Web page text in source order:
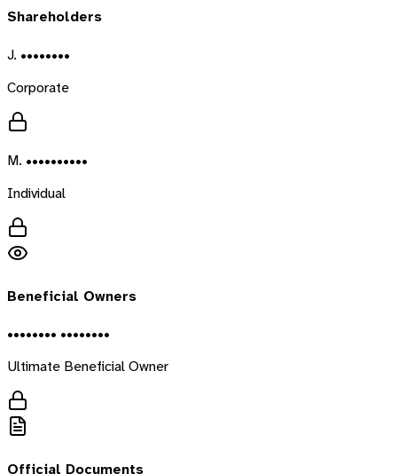
Shareholders
J. ••••••••
Corporate
M. ••••••••••
Individual
Beneficial Owners
•••••••• ••••••••
Ultimate Beneficial Owner
Official Documents